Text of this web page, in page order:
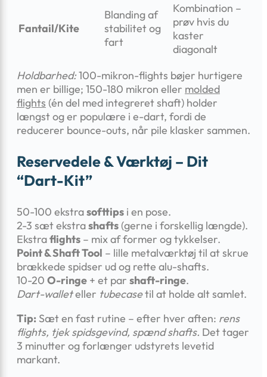
Fantail/Kite
Blanding af
stabilitet og
fart
Kombination –
prøv hvis du
kaster
diagonalt
Holdbarhed:100-mikron-flights bøjer hurtigere
men er billige; 150-180 mikron eller molded
flights (én del med integreret shaft) holder
længst og er populære i e-dart, fordi de
reducerer bounce-outs, når pile klasker sammen.
Reservedele & Værktøj – Dit
“dart-Kit”
50-100 ekstrasofttips i en pose.
2-3 sæt ekstrashafts (gerne i forskellig længde).
Ekstraflights – mix af former og tykkelser.
Point & Shaft Tool – lille metalværktøj til at skrue
brækkede spidser ud og rette alu-shafts.
10-20 O-ringe + et par shaft-ringe.
Dart-walleteller tubecasetil at holde alt samlet.
Tip: Sæt en fast rutine – efter hver aften: rens
flights, tjek spidsgevind, spænd shafts. Det tager
3 minutter og forlænger udstyrets levetid
markant.